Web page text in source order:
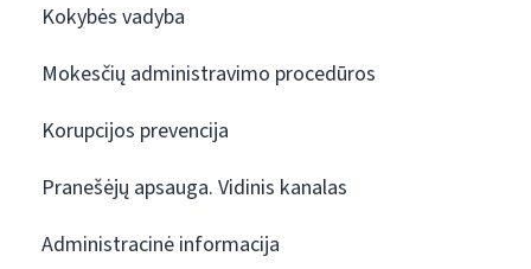
Kokybės vadyba
Mokesčių administravimo procedūros
Korupcijos prevencija
Pranešėjų apsauga. Vidinis kanalas
Administracinė informacija